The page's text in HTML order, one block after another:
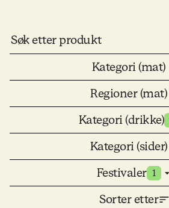
Kategori (mat)
Regioner (mat)
Kategori (drikke)
Kategori (sider)
Festivaler 1
Sorter etter